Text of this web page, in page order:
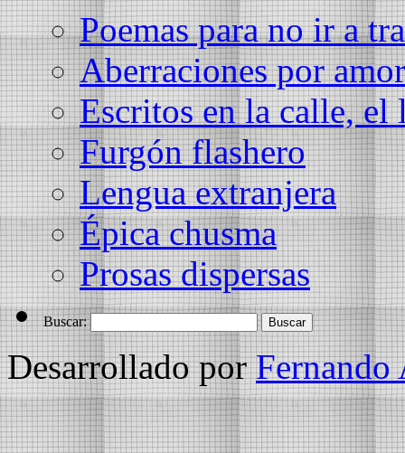
Poemas para no ir a
Aberraciones por amor
Escritos en la calle, el
Furgón flashero
Lengua extranjera
Épica chusma
Prosas dispersas
Buscar:
Desarrollado porFernando